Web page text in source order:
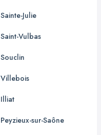
Sainte-Julie
Saint-Vulbas
Souclin
Villebois
Illiat
Peyzieux-sur-Saône